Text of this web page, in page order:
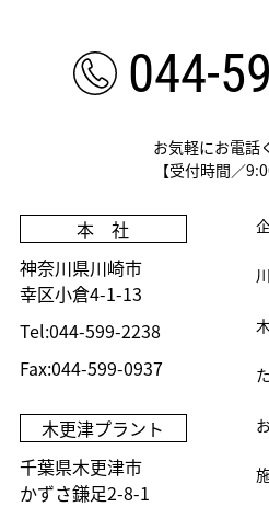
044-
お気軽にお電話
【受付時間／
本 社
神奈川県川崎市
幸区小倉4-1-13
Tel:044-599-2238
Fax:044-599-0937
木更津プラント
千葉県木更津市
かずさ鎌足2-8-1